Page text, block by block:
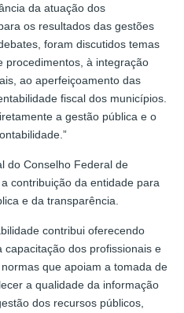
da atuação dos
os resultados das gestões
foram discutidos temas
procedimentos, à integração
ao aperfeiçoamento das
fiscal dos municípios.
a gestão pública e o
do Conselho Federal de
contribuição da entidade para
e da transparência.
contribui oferecendo
dos profissionais e
que apoiam a tomada de
a qualidade da informação
dos recursos públicos,